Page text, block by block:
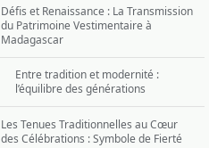
Défis et Renaissance : La Transmission
du Patrimoine Vestimentaire à
Madagascar
Entre tradition et modernité :
l’équilibre des générations
Les Tenues Traditionnelles au Cœur
des Célébrations : Symbole de Fierté